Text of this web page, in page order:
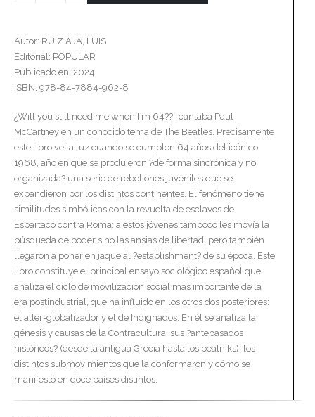
Autor: RUIZ AJA, LUIS
Editorial: POPULAR
Publicado en: 2024
ISBN: 978-84-7884-962-8
¿Will you still need me when I´m 64??- cantaba Paul
McCartney en un conocido tema de The Beatles. Precisamente
este libro ve la luz cuando se cumplen 64 años del icónico
1968, año en que se produjeron ?de forma sincrónica y no
organizada? una serie de rebeliones juveniles que se
expandieron por los distintos continentes. El fenómeno tiene
similitudes simbólicas con la revuelta de esclavos de
Espartaco contra Roma: a estos jóvenes tampoco les movía la
búsqueda de poder sino las ansias de libertad, pero también
llegaron a poner en jaque al ?establishment? de su época. Este
libro constituye el principal ensayo sociológico español que
analiza el ciclo de movilización social más importante de la
era postindustrial, que ha influido en los otros dos posteriores:
el alter-globalizador y el de Indignados. En él se analiza la
génesis y causas de la Contracultura; sus ?antepasados
históricos? (desde la antigua Grecia hasta los beatniks); los
distintos submovimientos que la conformaron y cómo se
manifestó en doce países distintos.